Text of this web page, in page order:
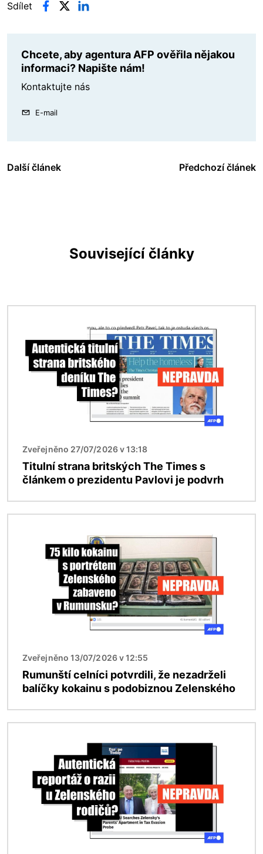
Sdílet
Chcete, aby agentura AFP ověřila nějakou
informaci? Napište nám!
Kontaktujte nás
E-mail
Další článek Předchozí článek
Související články
Zveřejněno 27/07/2026 v 13:18
Titulní strana britských The Times s
článkem o prezidentu Pavlovi je podvrh
Zveřejněno 13/07/2026 v 12:55
Rumunští celníci potvrdili, že nezadrželi
balíčky kokainu s podobiznou Zelenského